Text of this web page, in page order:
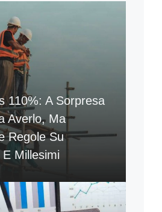
110%: A Sorpresa
Averlo, Ma
Regole Su
Millesimi